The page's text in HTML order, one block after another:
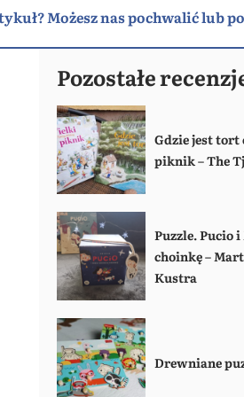
Możesz nas pochwalić lub
Pozostałe
Gdzie jest
piknik – The
Puzzle. Pucio
choinkę –
Kustra
Drewniane